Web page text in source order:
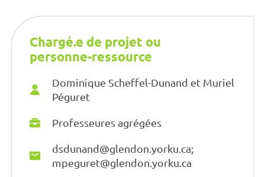
Chargé.e de projet ou
personne-ressource
Dominique Scheffel-Dunand et Muriel
Péguret
Professeures agrégées
dsdunand@glendon.yorku.ca;
mpeguret@glendon.yorku.ca